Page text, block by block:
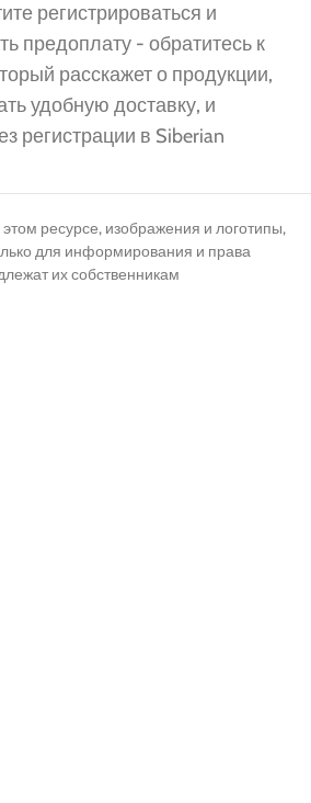
регистрироваться и
предоплату - обратитесь к
расскажет о продукции,
удобную доставку, и
регистрации в Siberian
ресурсе, изображения и логотипы,
для информирования и права
их собственникам